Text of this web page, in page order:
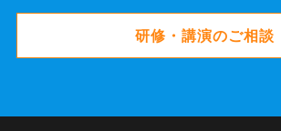
研修・講演のご相談